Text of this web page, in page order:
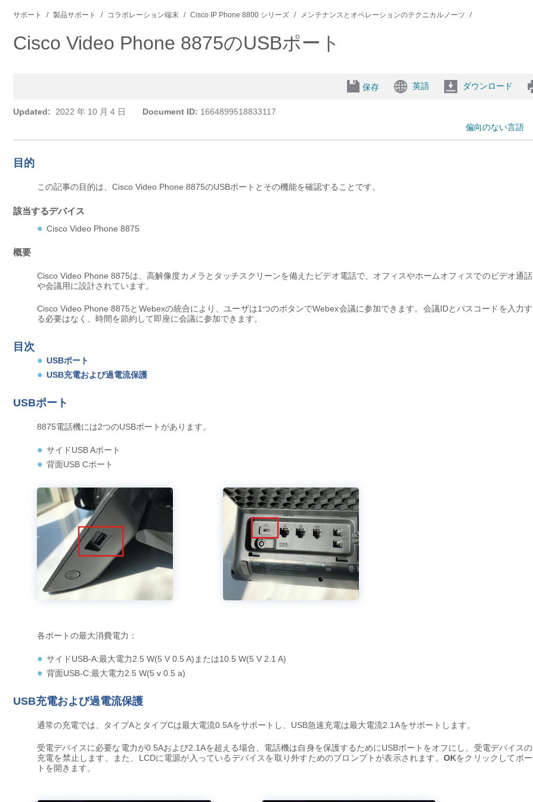
サポート 製品サポート コラボレーション端末 Cisco IP Phone 8800 シリーズ メンテナンスとオペレーションのテクニカルノーツ
Cisco Video Phone 8875のUSBポート
保存 英語 ダウンロード
Updated: 2022 年 10 月 4 日 Document ID: 1664899518833117
偏向のない言語
目的
この記事の目的は、Cisco Video Phone 8875のUSBポートとその機能を確認することです。
該当するデバイス
Cisco Video Phone 8875
概要
Cisco Video Phone 8875は、高解像度カメラとタッチスクリーンを備えたビデオ電話で、オフィスやホームオフィスでのビデオ通話
や会議用に設計されています。
Cisco Video Phone 8875とWebexの統合により、ユーザは1つのボタンでWebex会議に参加できます。会議IDとパスコードを入力す
る必要はなく、時間を節約して即座に会議に参加できます。
目次
USBポート
USB充電および過電流保護
USBポート
8875電話機には2つのUSBポートがあります。
サイドUSB Aポート
背面USB Cポート
各ポートの最大消費電力：
サイドUSB-A:最大電力2.5 W(5 V 0.5 A)または10.5 W(5 V 2.1 A)
背面USB-C:最大電力2.5 W(5 v 0.5 a)
USB充電および過電流保護
通常の充電では、タイプAとタイプCは最大電流0.5Aをサポートし、USB急速充電は最大電流2.1Aをサポートします。
受電デバイスに必要な電力が0.5Aおよび2.1Aを超える場合、電話機は自身を保護するためにUSBポートをオフにし、受電デバイスの
充電を禁止します。また、LCDに電源が入っているデバイスを取り外すためのプロンプトが表示されます。 OKをクリックしてポー
トを開きます。